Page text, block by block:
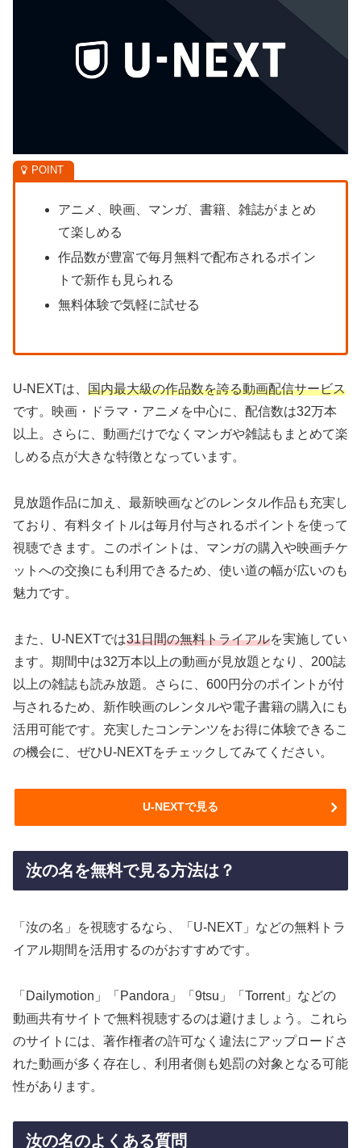
アニメ、映画、マンガ、書籍、雑誌がまとめ
て楽しめる
作品数が豊富で毎月無料で配布されるポイン
トで新作も見られる
無料体験で気軽に試せる
U-NEXTは、 国内最大級の作品数を誇る動画配信サービス
です。映画・ドラマ・アニメを中心に、配信数は32万本
以上。さらに、動画だけでなくマンガや雑誌もまとめて楽
しめる点が大きな特徴となっています。
見放題作品に加え、最新映画などのレンタル作品も充実し
ており、有料タイトルは毎月付与されるポイントを使って
視聴できます。このポイントは、マンガの購入や映画チケ
ットへの交換にも利用できるため、使い道の幅が広いのも
魅力です。
また、U-NEXTでは31日間の無料トライアルを実施してい
ます。期間中は32万本以上の動画が見放題となり、200誌
以上の雑誌も読み放題。さらに、600円分のポイントが付
与されるため、新作映画のレンタルや電子書籍の購入にも
活用可能です。充実したコンテンツをお得に体験できるこ
の機会に、ぜひU-NEXTをチェックしてみてください。
U-NEXTで見る
汝の名を無料で見る方法は？
「汝の名」を視聴するなら、「U-NEXT」などの無料トラ
イアル期間を活用するのがおすすめです。
「Dailymotion」「Pandora」「9tsu」「Torrent」などの
動画共有サイトで無料視聴するのは避けましょう。これら
のサイトには、著作権者の許可なく違法にアップロードさ
れた動画が多く存在し、利用者側も処罰の対象となる可能
性があります。
汝の名のよくある質問